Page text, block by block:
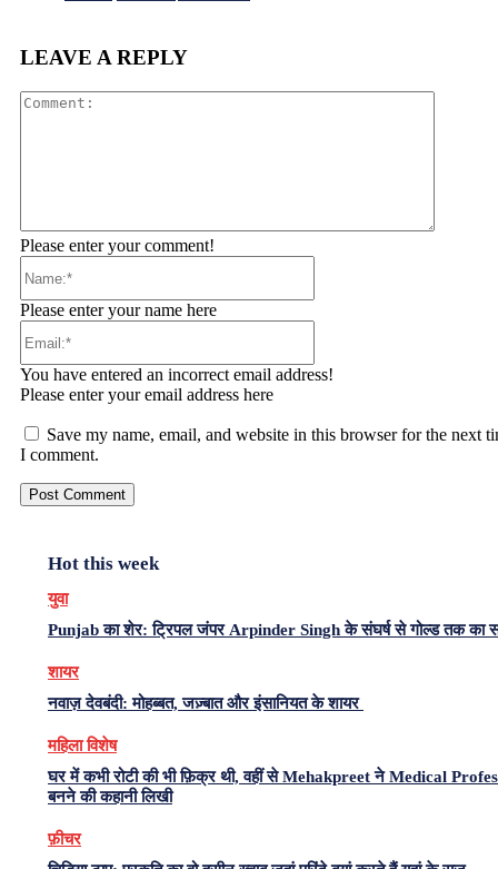
LEAVE A REPLY
Please enter your comment!
Please enter your name here
You have entered an incorrect email address!
Please enter your email address here
Save my name, email, and website in this browser for the next
I comment.
Hot this week
युवा
Punjab का शेर: ट्रिपल जंपर Arpinder Singh के संघर्ष से गोल्ड तक का
शायर
नवाज़ देवबंदी: मोहब्बत, जज़्बात और इंसानियत के शायर
महिला विशेष
घर में कभी रोटी की भी फ़िक्र थी, वहीं से Mehakpreet ने Medical
बनने की कहानी लिखी
फ़ीचर